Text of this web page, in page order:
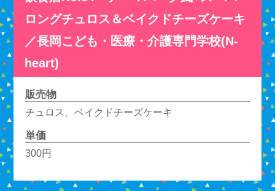
ロングチュロス＆ベイクドチーズケーキ
／長岡こども・医療・介護専門学校(N-
heart)
販売物
チュロス、ベイクドチーズケーキ
単価
300円